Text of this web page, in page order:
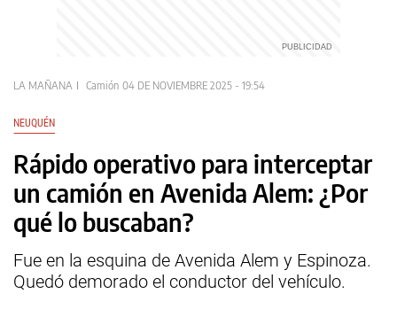
LA MAÑANA Camión 04 DE NOVIEMBRE 2025 - 19:54
NEUQUÉN
Rápido operativo para interceptar
un camión en Avenida Alem: ¿Por
qué lo buscaban?
Fue en la esquina de Avenida Alem y Espinoza.
Quedó demorado el conductor del vehículo.